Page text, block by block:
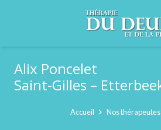
Alix Poncelet
Saint-Gilles –
Accueil Nos thérapeutes